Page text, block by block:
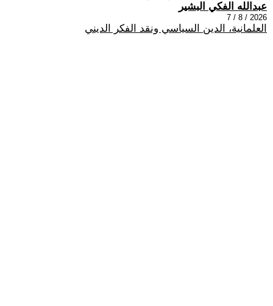
عبدالله الفكي البشير
2026 / 8 / 7
العلمانية، الدين السياسي ونقد الفكر الديني